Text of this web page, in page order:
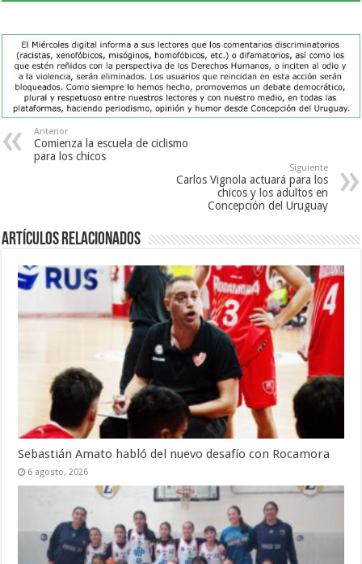
Anterior
Comienza la escuela de ciclismo
para los chicos
Siguiente
Carlos Vignola actuará para los
chicos y los adultos en
Concepción del Uruguay
Artículos Relacionados
Sebastián Amato habló del nuevo desafío con Rocamora
6 agosto, 2026